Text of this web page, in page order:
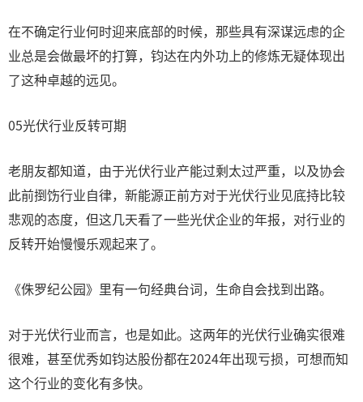
在不确定行业何时迎来底部的时候，那些具有深谋远虑的企
业总是会做最坏的打算，钧达在内外功上的修炼无疑体现出
了这种卓越的远见。
05光伏行业反转可期
老朋友都知道，由于光伏行业产能过剩太过严重，以及协会
此前捯饬行业自律，新能源正前方对于光伏行业见底持比较
悲观的态度，但这几天看了一些光伏企业的年报，对行业的
反转开始慢慢乐观起来了。
《侏罗纪公园》里有一句经典台词，生命自会找到出路。
对于光伏行业而言，也是如此。这两年的光伏行业确实很难
很难，甚至优秀如钧达股份都在2024年出现亏损，可想而知
这个行业的变化有多快。